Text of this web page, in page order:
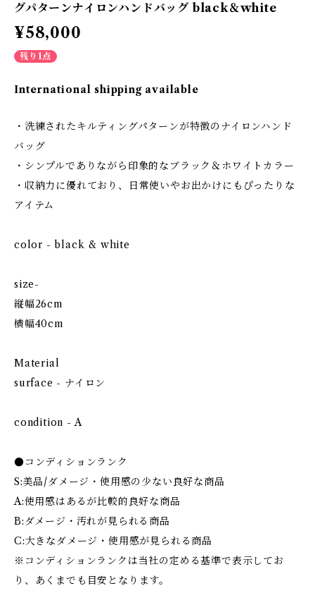
グパターンナイロンハンドバッグ black＆white
¥58,000
残り1点
International shipping available
・洗練されたキルティングパターンが特徴のナイロンハンド
バッグ
・シンプルでありながら印象的なブラック＆ホワイトカラー
・収納力に優れており、日常使いやお出かけにもぴったりな
アイテム
color - black & white
size-
縦幅26cm
横幅40cm
Material
surface - ナイロン
condition - A
●コンディションランク
S:美品/ダメージ・使用感の少ない良好な商品
A:使用感はあるが比較的良好な商品
B:ダメージ・汚れが見られる商品
C:大きなダメージ・使用感が見られる商品
※コンディションランクは当社の定める基準で表示してお
り、あくまでも目安となります。